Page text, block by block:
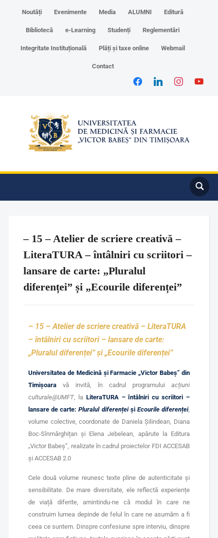
Noutăți Evenimente Media ALUMNI Editură
Bibliotecă e-Learning Studenți Reglementări
Integritate Instituțională Plăți și taxe online Webmail
Contact
– 15 – Atelier de scriere creativă –
LiteraTURA – întâlniri cu scriitori –
lansare de carte: „Pluralul
diferenței” și „Ecourile diferenței”
– 15 –Atelier de scriere creativă – LiteraTURA
– întâlniri cu scriitori – lansare de carte:
„Pluralul diferenței” și „Ecourile diferenței”
Universitatea de Medicină și Farmacie „Victor Babeș” din
Timișoaravă invită, în cadrul programuluiacțiuni
culturale@UMFT, la LiteraTURA – întâlniri cu scriitori –
lansare de carte:Pluralul diferențeiși Ecourile diferenței,
volume colective, coordonate de Daniela Șilindean, Diana
Boc-Sînmărghițan și Elena Jebelean, apărute la Editura
„Victor Babeș”, realizate în cadrul proiectelor FDI ACCESAB
și ACCESAB 2.0
Cele două volume reunesc texte pline de autenticitate și
sensibilitate. De mare diversitate, ele reflectă experiențe
de viață diferite, amintindu-ne că modul în care ne
construim lumea depinde de felul în care ne asumăm a fi
ceea ce suntem. Dinspre confesiune spre interviu, dinspre